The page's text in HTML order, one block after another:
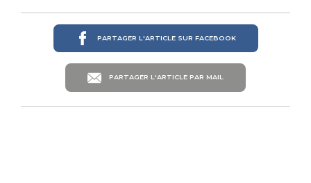
PARTAGER L'ARTICLE SUR FACEBOOK
PARTAGER L'ARTICLE PAR MAIL